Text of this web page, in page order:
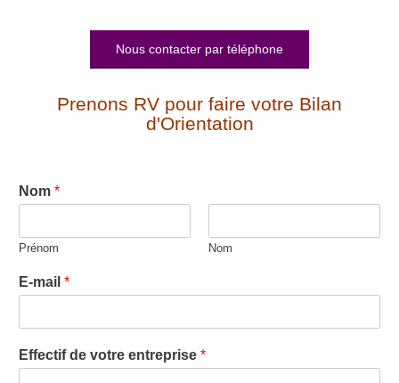
Nous contacter par téléphone
Prenons RV pour faire votre Bilan
d'Orientation
Nom *
Prénom Nom
E-mail *
Effectif de votre entreprise *